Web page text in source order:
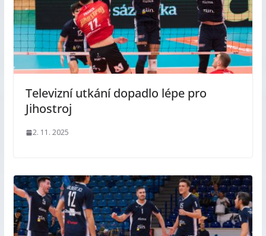
Televizní utkání dopadlo lépe pro
Jihostroj
2. 11. 2025